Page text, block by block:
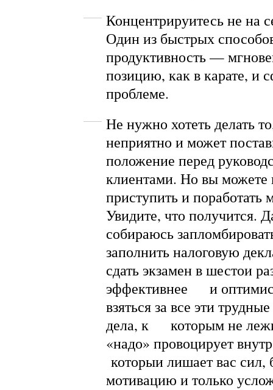
Концентрируитесь не на
Один из быстрых
продуктивность —
позицию, как в карате, и
проблеме.
Не нужно хотеть делать
неприятно и может
положение перед
клиентами. Но вы можете
приступить и поработать
Увидите, что получится.
собираюсь
заполнить налоговую
сдать экзамен в шестои
эффективнее и
взяться за все эти
дела, к которым не
«надо» провоцирует
которыи лишает вас сил,
мотивацию и только